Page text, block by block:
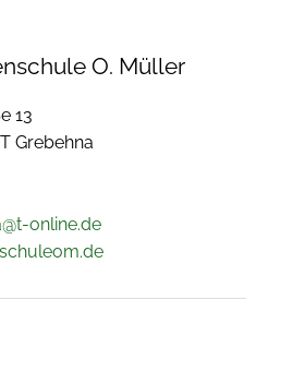
O. Müller
13
Grebehna
online.de